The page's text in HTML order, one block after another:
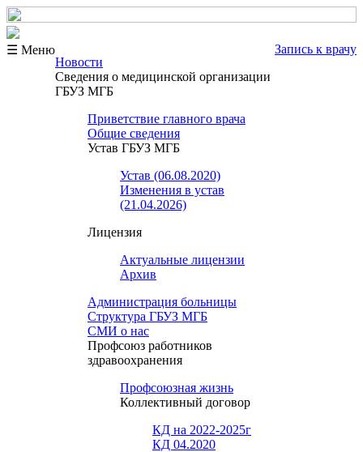
☰ Меню
Запись к врачу
Новости
Сведения о медицинской организации
ГБУЗ МГБ
Приветствие главного врача
Общие сведения
Устав ГБУЗ МГБ
Устав (06.08.2020)
Изменения в устав
(21.04.2026)
Лицензия
Актуальные лицензии
Архив
Администрация больницы
Структура ГБУЗ МГБ
СМИ о нас
Профсоюз работников
здравоохранения
Профсоюзная жизнь
Коллективный договор
КД на 2022-2025г
КД 04.2020